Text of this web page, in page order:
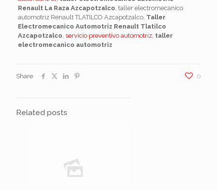
Renault La Raza Azcapotzalco, taller electromecanico
automotriz Renault TLATILCO Azcapotzalco, Taller
Electromecanico Automotriz Renault Tlatilco
Azcapotzalco, servicio preventivo automotriz, taller
electromecanico automotriz
Share 0
Related posts